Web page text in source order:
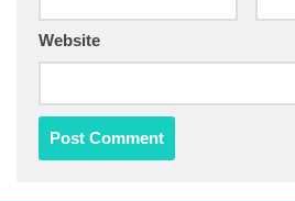
Website